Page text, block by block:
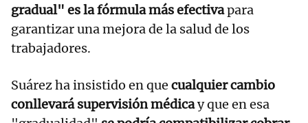
gradual" es la fórmula más efectivapara
garantizar una mejora de la salud de los
trabajadores.
Suárez ha insistido en que cualquier cambio
conllevará supervisión médicay que en esa